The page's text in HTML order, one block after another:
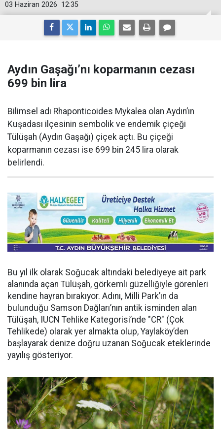
12:35
03 Haziran 2026
Aydın Gaşağı’nı koparmanın cezası
699 bin lira
Bilimsel adı Rhaponticoides Mykalea olan Aydın’ın
Kuşadası ilçesinin sembolik ve endemik çiçeği
Tülüşah (Aydın Gaşağı) çiçek açtı. Bu çiçeği
koparmanın cezası ise 699 bin 245 lira olarak
belirlendi.
Bu yıl ilk olarak Soğucak altındaki belediyeye ait park
alanında açan Tülüşah, görkemli güzelliğiyle görenleri
kendine hayran bırakıyor. Adını, Milli Park’ın da
bulunduğu Samson Dağları’nın antik isminden alan
Tülüşah, IUCN Tehlike Kategorisi’nde "CR" (Çok
Tehlikede) olarak yer almakta olup, Yaylaköy’den
başlayarak denize doğru uzanan Soğucak eteklerinde
yayılış gösteriyor.